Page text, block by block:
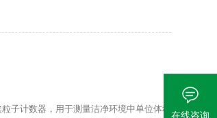
子计数器，用于测量洁净环境中单位体积
在线咨询